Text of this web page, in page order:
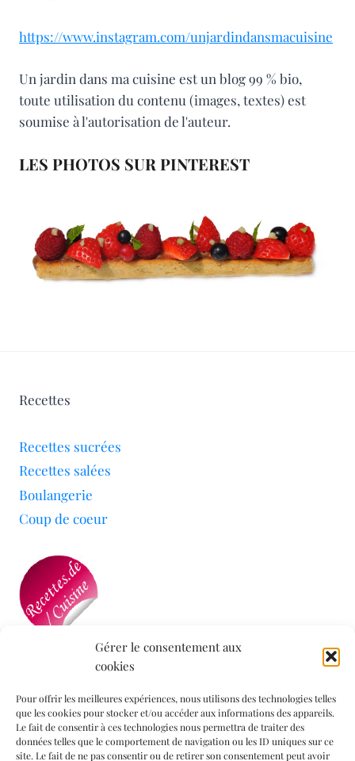
Gérer le consentement aux
cookies
Pour offrir les meilleures expériences, nous utilisons des technologies telles
que les cookies pour stocker et/ou accéder aux informations des appareils.
Le fait de consentir à ces technologies nous permettra de traiter des
données telles que le comportement de navigation ou les ID uniques sur ce
site. Le fait de ne pas consentir ou de retirer son consentement peut avoir
https://www.instagram.com/unjardindansmacuisine
Un jardin dans ma cuisine est un blog 99 % bio,
toute utilisation du contenu (images, textes) est
soumise à l'autorisation de l'auteur.
LES PHOTOS SUR PINTEREST
Recettes
Recettes sucrées
Recettes salées
Boulangerie
Coup de coeur
Mon blog a été sélectionné par le site
Informations légales